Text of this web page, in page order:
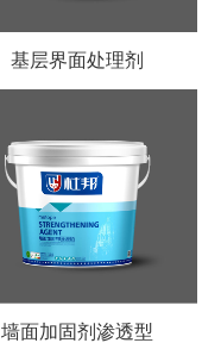
基层界面处理剂
墙面加固剂渗透型